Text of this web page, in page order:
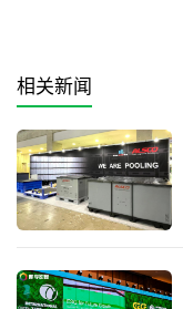
相关新闻